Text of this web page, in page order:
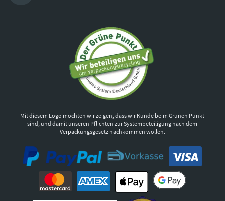
Mit diesem Logo möchten wir zeigen, dass wir Kunde beim Grünen Punkt
sind, und damit unseren Pflichten zur Systembeteiligung nach dem
Verpackungsgesetz nachkommen wollen.